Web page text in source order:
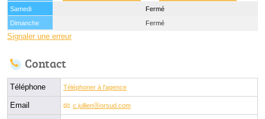
Samedi
Fermé
Dimanche
Fermé
Signaler une erreur
Contact
Téléphone Téléphoner à l'agence
Email c.jullienⓐorsud.com